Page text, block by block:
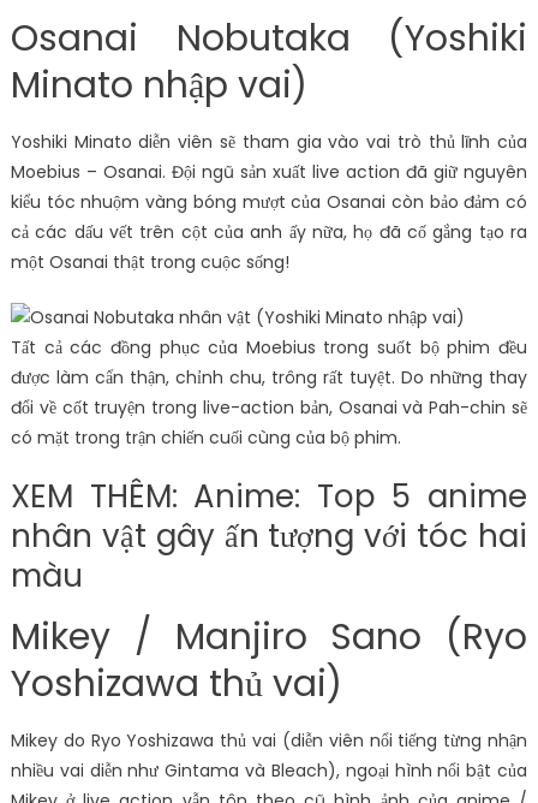
Osanai Nobutaka (Yoshiki
Minato nhập vai)
Yoshiki Minato diễn viên sẽ tham gia vào vai trò thủ lĩnh của
Moebius – Osanai. Đội ngũ sản xuất live action đã giữ nguyên
kiểu tóc nhuộm vàng bóng mượt của Osanai còn bảo đảm có
cả các dấu vết trên cột của anh ấy nữa, họ đã cố gắng tạo ra
một Osanai thật trong cuộc sống!
Tất cả các đồng phục của Moebius trong suốt bộ phim đều
được làm cẩn thận, chỉnh chu, trông rất tuyệt. Do những thay
đổi về cốt truyện trong live-action bản, Osanai và Pah-chin sẽ
có mặt trong trận chiến cuối cùng của bộ phim.
XEM THÊM: Anime: Top 5 anime
nhân vật gây ấn tượng với tóc hai
màu
Mikey / Manjiro Sano (Ryo
Yoshizawa thủ vai)
Mikey do Ryo Yoshizawa thủ vai (diễn viên nổi tiếng từng nhận
nhiều vai diễn như Gintama và Bleach), ngoại hình nổi bật của